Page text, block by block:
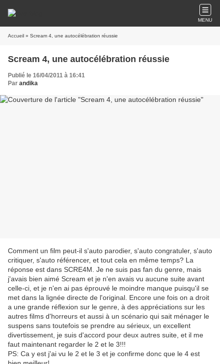
MENU
Accueil » Scream 4, une autocélébration réussie
Scream 4, une autocélébration réussie
Publié le 16/04/2011 à 16:41
Par andika
Comment un film peut-il s'auto parodier, s'auto congratuler, s'auto
critiquer, s'auto référencer, et tout cela en même temps? La
réponse est dans SCRE4M. Je ne suis pas fan du genre, mais
j'avais bien aimé Scream et je n'en avais vu aucune suite avant
celle-ci, et je n'en ai pas éprouvé le moindre manque puisqu'il se
met dans la lignée directe de l'original. Encore une fois on a droit
a une grande réflexion sur le genre, à des appréciations sur les
autres films d'horreurs et aussi à un scénario qui sait ménager le
suspens sans toutefois se prendre au sérieux, un excellent
divertissement, je suis d'accord pour deux autres suite, et il me
faut maintenant regarder le 2 et le 3!!!
PS: Ca y est j'ai vu le 2 et le 3 et je confirme donc que le 4 est